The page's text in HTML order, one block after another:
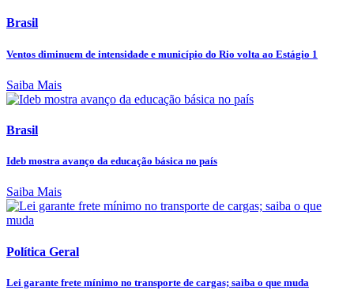
Brasil
Ventos diminuem de intensidade e município do Rio volta ao Estágio 1
Saiba Mais
Brasil
Ideb mostra avanço da educação básica no país
Saiba Mais
Política Geral
Lei garante frete mínimo no transporte de cargas; saiba o que muda